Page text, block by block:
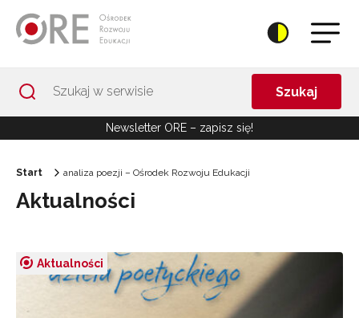
Szukaj
Newsletter ORE – zapisz się!
Start analiza poezji – Ośrodek Rozwoju Edukacji
Aktualności
Aktualności